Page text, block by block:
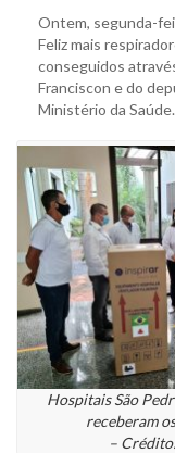
Ontem, segunda-
Feliz mais
conseguidos
Franciscon e do
Ministério da Saúde.
Hospitais São
receberam
–